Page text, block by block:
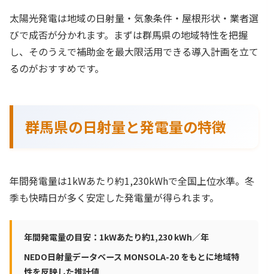
太陽光発電は地域の日射量・気象条件・屋根形状・業者選
びで成否が分かれます。まずは群馬県の地域特性を把握
し、そのうえで補助金を最大限活用できる導入計画を立て
るのがおすすめです。
群馬県の日射量と発電量の特徴
年間発電量は1kWあたり約1,230kWhで全国上位水準。冬
季も快晴日が多く安定した発電量が得られます。
年間発電量の目安：1kWあたり約1,230 kWh／年
NEDO日射量データベース MONSOLA-20 をもとに地域特